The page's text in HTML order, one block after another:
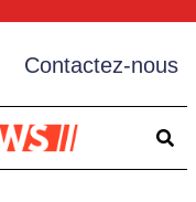
Contactez-nous